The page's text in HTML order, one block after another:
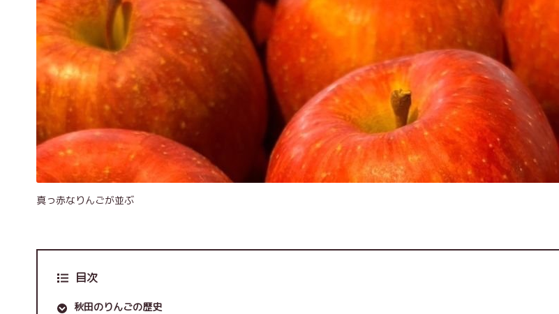
真っ赤なりんごが並ぶ
目次
秋田のりんごの歴史